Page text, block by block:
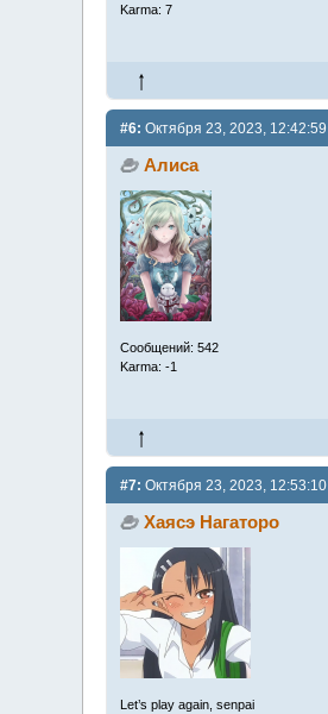
Karma: 7
#6: Октября 23, 2023, 12:42:59
Алиса
Сообщений: 542
Karma: -1
#7: Октября 23, 2023, 12:53:10
Хаясэ Нагаторо
Let’s play again, senpai